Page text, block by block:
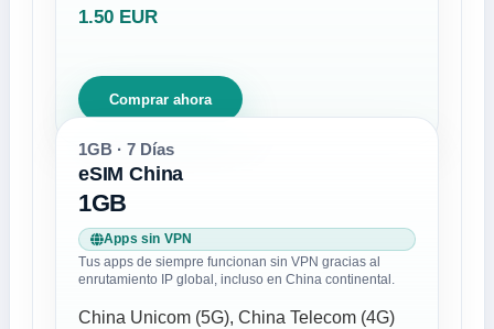
1.50 EUR
Comprar ahora
1GB · 7 Días
eSIM China
1GB
Apps sin VPN
Tus apps de siempre funcionan sin VPN gracias al
enrutamiento IP global, incluso en China continental.
China Unicom (5G), China Telecom (4G)